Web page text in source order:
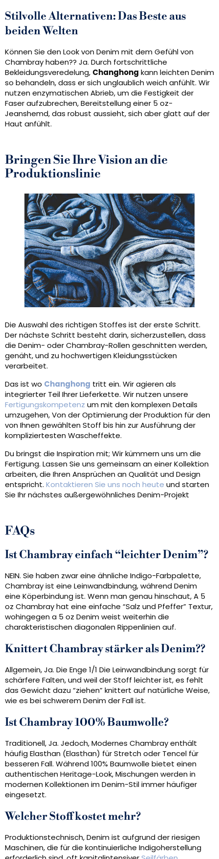
Stilvolle Alternativen: Das Beste aus
beiden Welten
Können Sie den Look von Denim mit dem Gefühl von
Chambray haben?? Ja. Durch fortschrittliche
Bekleidungsveredelung, Changhong kann leichten Denim
so behandeln, dass er sich unglaublich weich anfühlt. Wir
nutzen enzymatischen Abrieb, um die Festigkeit der
Faser aufzubrechen, Bereitstellung einer 5 oz-
Jeanshemd, das robust aussieht, sich aber glatt auf der
Haut anfühlt.
Bringen Sie Ihre Vision an die
Produktionslinie
Die Auswahl des richtigen Stoffes ist der erste Schritt.
Der nächste Schritt besteht darin, sicherzustellen, dass
die Denim- oder Chambray-Rollen geschnitten werden,
genäht, und zu hochwertigen Kleidungsstücken
verarbeitet.
Das ist wo Changhong tritt ein. Wir agieren als
integrierter Teil Ihrer Lieferkette. Wir nutzen unsere
Fertigungskompetenz um mit den komplexen Details
umzugehen, Von der Optimierung der Produktion für den
von Ihnen gewählten Stoff bis hin zur Ausführung der
kompliziertesten Wascheffekte.
Du bringst die Inspiration mit; Wir kümmern uns um die
Fertigung. Lassen Sie uns gemeinsam an einer Kollektion
arbeiten, die Ihren Ansprüchen an Qualität und Design
entspricht. Kontaktieren Sie uns noch heute und starten
Sie Ihr nächstes außergewöhnliches Denim-Projekt
FAQs
Ist Chambray einfach “leichter Denim”?
NEIN. Sie haben zwar eine ähnliche Indigo-Farbpalette,
Chambray ist eine Leinwandbindung, während Denim
eine Köperbindung ist. Wenn man genau hinschaut, A 5
oz Chambray hat eine einfache “Salz und Pfeffer” Textur,
wohingegen a 5 oz Denim weist weiterhin die
charakteristischen diagonalen Rippenlinien auf.
Knittert Chambray stärker als Denim??
Allgemein, Ja. Die Enge 1/1 Die Leinwandbindung sorgt für
schärfere Falten, und weil der Stoff leichter ist, es fehlt
das Gewicht dazu “ziehen” knittert auf natürliche Weise,
wie es bei schwerem Denim der Fall ist.
Ist Chambray 100% Baumwolle?
Traditionell, Ja. Jedoch, Modernes Chambray enthält
häufig Elasthan (Elasthan) für Stretch oder Tencel für
besseren Fall. Während 100% Baumwolle bietet einen
authentischen Heritage-Look, Mischungen werden in
modernen Kollektionen im Denim-Stil immer häufiger
eingesetzt.
Welcher Stoff kostet mehr?
Produktionstechnisch, Denim ist aufgrund der riesigen
Maschinen, die für die kontinuierliche Indigoherstellung